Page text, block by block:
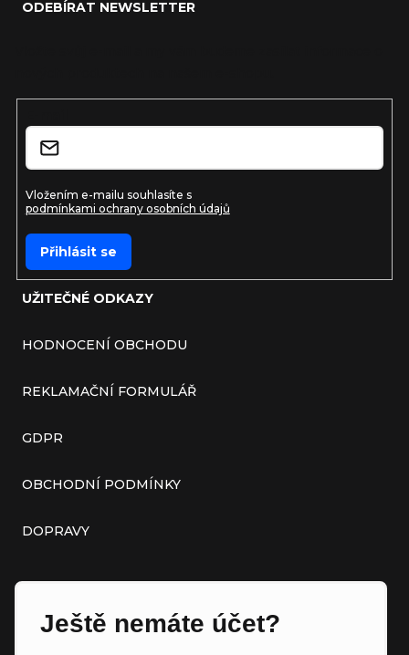
UŽITEČNÉ ODKAZY
HODNOCENÍ OBCHODU
REKLAMAČNÍ FORMULÁŘ
GDPR
OBCHODNÍ PODMÍNKY
DOPRAVY
Ještě nemáte účet?
ODEBÍRAT NEWSLETTER
Vložením e-mailu souhlasíte s
podmínkami ochrany osobních údajů
Přihlásit se